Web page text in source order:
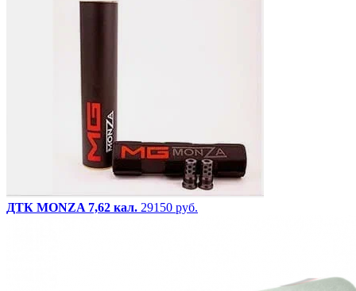
ДТК MONZA 7,62 кал. 29150 руб.